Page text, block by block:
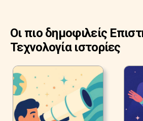
Οι πιο δημοφιλείς
Τεχνολογία ιστορίες